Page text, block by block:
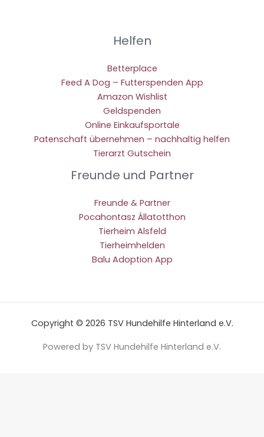
Helfen
Betterplace
Feed A Dog – Futterspenden App
Amazon Wishlist
Geldspenden
Online Einkaufsportale
Patenschaft übernehmen – nachhaltig helfen
Tierarzt Gutschein
Freunde und Partner
Freunde & Partner
Pocahontasz Állatotthon
Tierheim Alsfeld
Tierheimhelden
Balu Adoption App
Copyright © 2026 TSV Hundehilfe Hinterland e.V.
Powered by TSV Hundehilfe Hinterland e.V.